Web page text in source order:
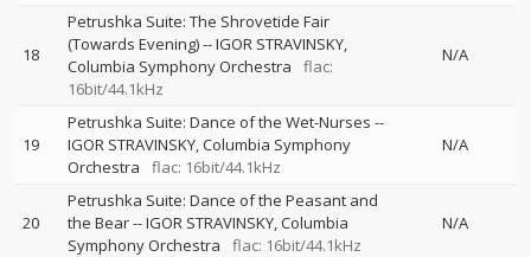
18
Petrushka Suite: The Shrovetide Fair
(Towards Evening)--IGOR STRAVINSKY
Columbia Symphony Orchestra
flac:
16bit/44.1kHz
N/A
19
Petrushka Suite: Dance of the Wet-Nurses --
IGOR STRAVINSKY Columbia Symphony
Orchestra
flac: 16bit/44.1kHz
N/A
20
Petrushka Suite: Dance of the Peasant and
the Bear--IGOR STRAVINSKY Columbia
Symphony Orchestra
flac: 16bit/44.1kHz
N/A